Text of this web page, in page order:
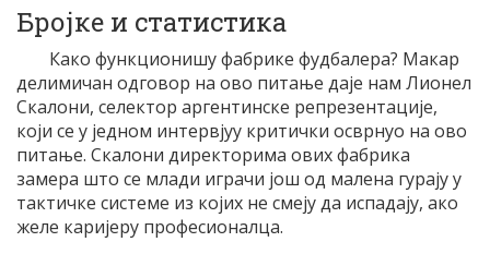
Бројке и статистика
Како функционишу фабрике фудбалера? Макар
делимичан одговор на ово питање даје нам Лионел
Скалони, селектор аргентинске репрезентације,
који се у једном интервјуу критички осврнуо на ово
питање. Скалони директорима ових фабрика
замера што се млади играчи још од малена гурају у
тактичке системе из којих не смеју да испадају, ако
желе каријеру професионалца.